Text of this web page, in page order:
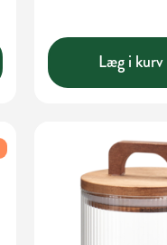
Læg i kurv